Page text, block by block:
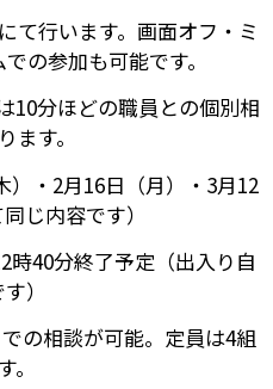
て行います。画面オフ・ミ
の参加も可能です。
10分ほどの職員との個別相
ます。
）・2月16日（月）・3月12
同じ内容です）
40分終了予定（出入り自
）
の相談が可能。定員は4組
。